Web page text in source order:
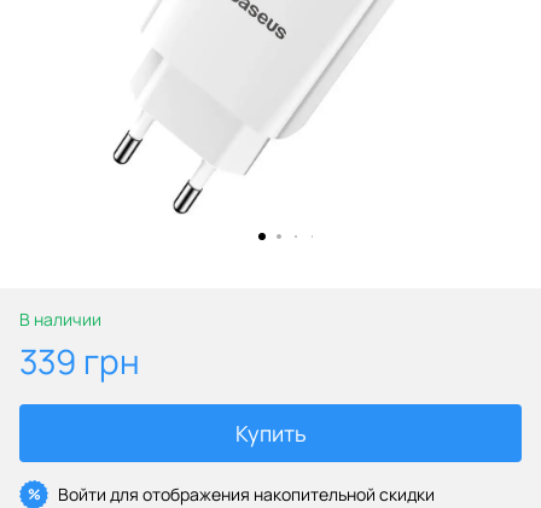
В наличии
339 грн
Купить
% Войти для отображения накопительной скидки